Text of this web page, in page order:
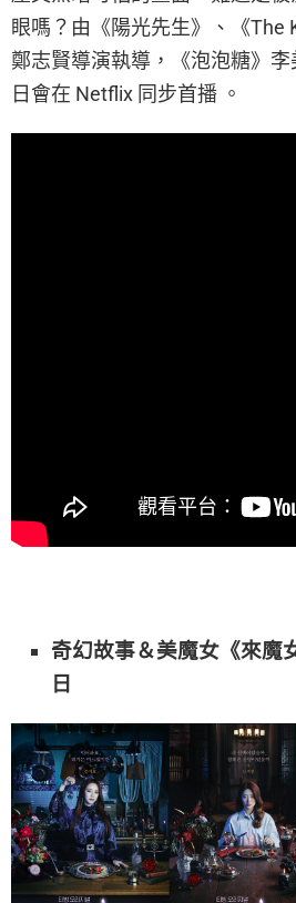
眼嗎？由《陽光先生》、《The
鄭志賢導演執導，《泡泡糖》
日會在 Netflix 同步首播 。
奇幻故事＆美魔女《來魔
日